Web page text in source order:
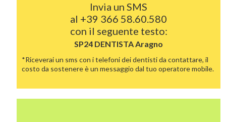
Invia un SMS
al +39 366 58.60.580
con il seguente testo:
SP24 DENTISTAAragno
*Riceverai un sms con i telefoni dei dentisti da contattare, il
costo da sostenere è un messaggio dal tuo operatore mobile.